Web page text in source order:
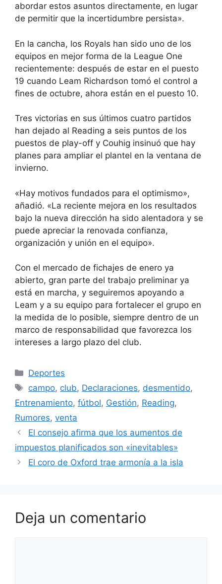
abordar estos asuntos directamente, en lugar
de permitir que la incertidumbre persista».
En la cancha, los Royals han sido uno de los
equipos en mejor forma de la League One
recientemente: después de estar en el puesto
19 cuando Leam Richardson tomó el control a
fines de octubre, ahora están en el puesto 10.
Tres victorias en sus últimos cuatro partidos
han dejado al Reading a seis puntos de los
puestos de play-off y Couhig insinuó que hay
planes para ampliar el plantel en la ventana de
invierno.
«Hay motivos fundados para el optimismo»,
añadió. «La reciente mejora en los resultados
bajo la nueva dirección ha sido alentadora y se
puede apreciar la renovada confianza,
organización y unión en el equipo».
Con el mercado de fichajes de enero ya
abierto, gran parte del trabajo preliminar ya
está en marcha, y seguiremos apoyando a
Leam y a su equipo para fortalecer el grupo en
la medida de lo posible, siempre dentro de un
marco de responsabilidad que favorezca los
intereses a largo plazo del club.
Categorías
Deportes
Etiquetas
campo, club, Declaraciones, desmentido,
Entrenamiento, fútbol, Gestión, Reading,
Rumores, venta
El consejo afirma que los aumentos de
impuestos planificados son «inevitables»
El coro de Oxford trae armonía a la isla
Deja un comentario